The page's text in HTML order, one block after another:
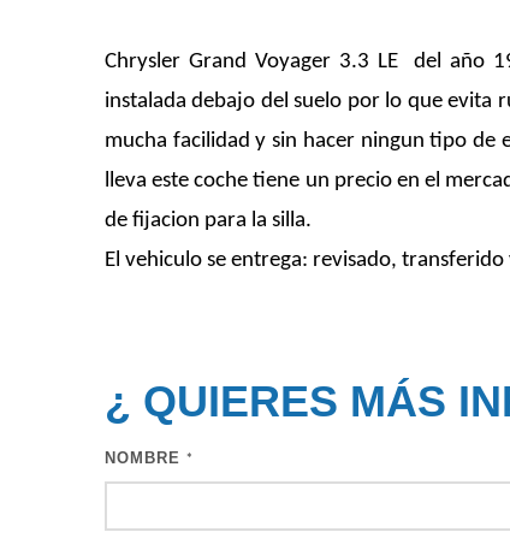
Chrysler Grand Voyager 3.3 LE del año
instalada debajo del suelo por lo que evita
mucha facilidad y sin hacer ningun tipo
lleva este coche tiene un precio en el
de fijacion para la silla.
El vehiculo se entrega: revisado,
¿ QUIERES MÁS
NOMBRE *